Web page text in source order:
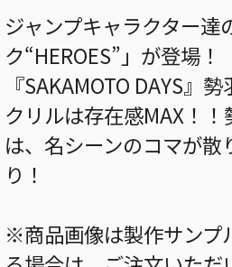
ジャンプキャラクター達
ク“HEROES”」が登場！
『SAKAMOTO DAYS』
クリルは存在感MAX！
は、名シーンのコマが
り！
※商品画像は製作サンプ